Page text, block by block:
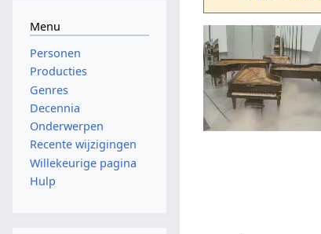
Menu
Personen
Producties
Genres
Decennia
Onderwerpen
Recente wijzigingen
Willekeurige pagina
Hulp